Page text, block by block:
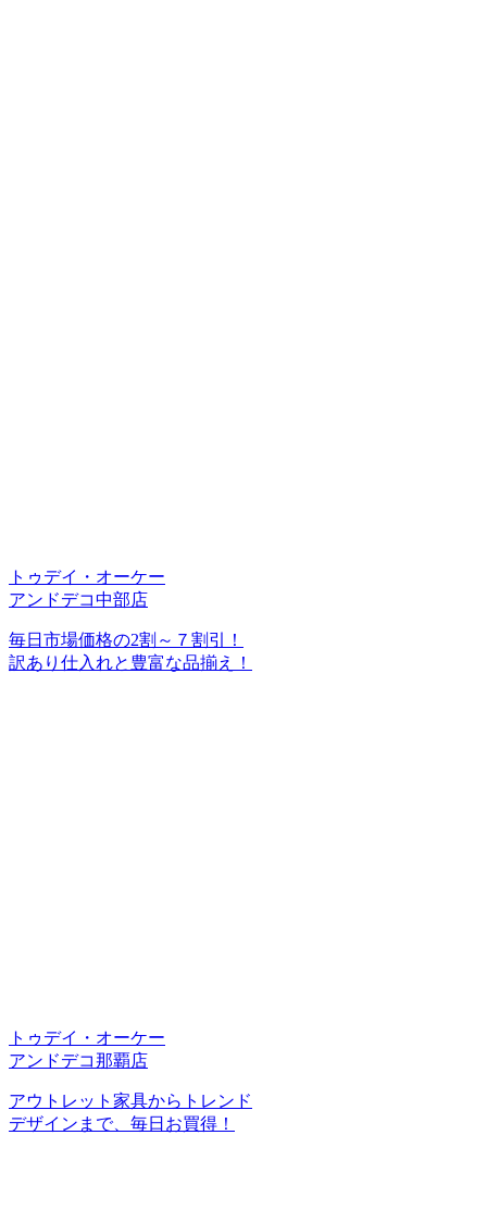
トゥデイ・オーケー
アンドデコ中部店
毎日市場価格の2割～７割引！
訳あり仕入れと豊富な品揃え！
トゥデイ・オーケー
アンドデコ那覇店
アウトレット家具からトレンド
デザインまで、毎日お買得！